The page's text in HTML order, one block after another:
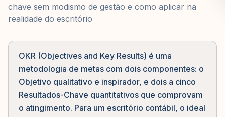
chave sem modismo de gestão e como aplicar na
realidade do escritório
OKR (Objectives and Key Results) é uma
metodologia de metas com dois componentes: o
Objetivo qualitativo e inspirador, e dois a cinco
Resultados-Chave quantitativos que comprovam
o atingimento. Para um escritório contábil, o ideal